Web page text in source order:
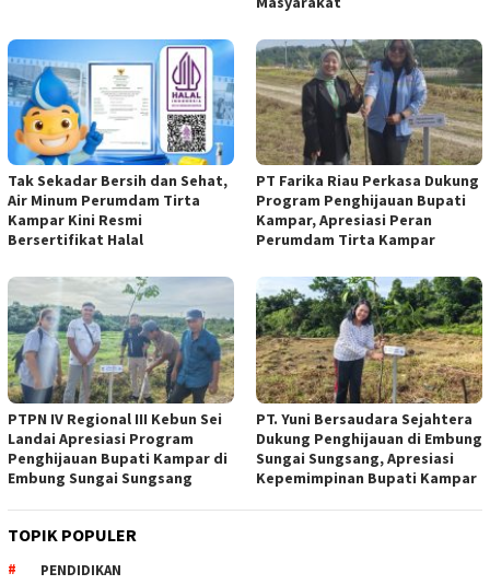
Tak Sekadar Bersih dan Sehat,
Air Minum Perumdam Tirta
Kampar Kini Resmi
Bersertifikat Halal
PT Farika Riau Perkasa Dukung
Program Penghijauan Bupati
Kampar, Apresiasi Peran
Perumdam Tirta Kampar
PTPN IV Regional III Kebun Sei
Landai Apresiasi Program
Penghijauan Bupati Kampar di
Embung Sungai Sungsang
PT. Yuni Bersaudara Sejahtera
Dukung Penghijauan di Embung
Sungai Sungsang, Apresiasi
Kepemimpinan Bupati Kampar ‎
TOPIK POPULER
PENDIDIKAN